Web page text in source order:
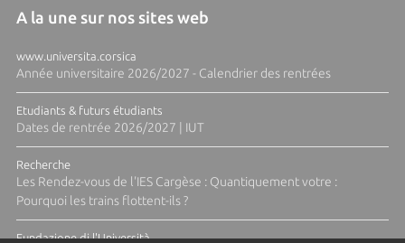
A la une sur nos sites web
www.universita.corsica
Année universitaire 2026/2027 - Calendrier des rentrées
Etudiants & futurs étudiants
Dates de rentrée 2026/2027 | IUT
Recherche
Les Rendez-vous de l'IES Cargèse : Quantiquement votre :
Pourquoi les trains flottent-ils ?
Fundazione di l'Università